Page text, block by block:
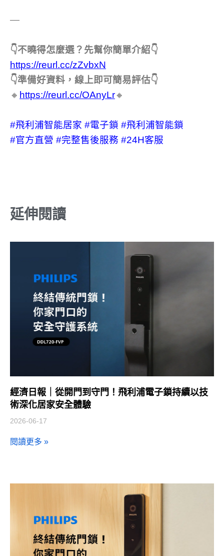
—
👇不曉得怎麼選？先幫你簡單介紹👇
https://reurl.cc/zZvbxN
👇準備好資料，線上即可簡易評估👇
🔸 https://reurl.cc/OAnyLr🔸
#飛利浦智能居家 #電子鎖 #飛利浦智能鎖
#官方直營 #完整售後服務 #24H客服
延伸閱讀
經濟日報｜從開門到守門！飛利浦電子鎖持續以技
術深化居家安全體驗
2026-06-17
閱讀更多 »